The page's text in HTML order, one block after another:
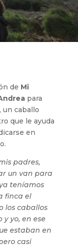
de Mi
para
un caballo
que le ayuda
en
padres,
un van para
teníamos
finca el
los caballos
yo, en ese
estaban en
casi